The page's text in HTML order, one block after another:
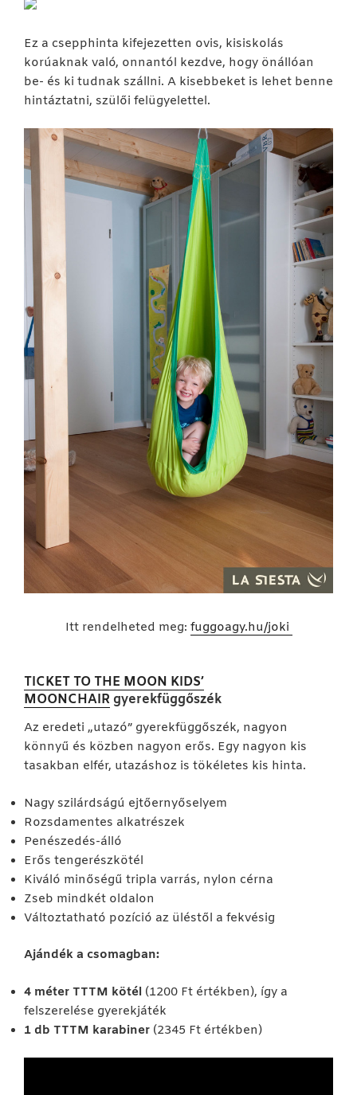
Ez a csepphinta kifejezetten ovis, kisiskolás
korúaknak való, onnantól kezdve, hogy önállóan
be- és ki tudnak szállni. A kisebbeket is lehet benne
hintáztatni, szülői felügyelettel.
Itt rendelheted meg: fuggoagy.hu/joki
TICKET TO THE MOON KIDS’
MOONCHAIR gyerekfüggőszék
Az eredeti „utazó” gyerekfüggőszék, nagyon
könnyű és közben nagyon erős. Egy nagyon kis
tasakban elfér, utazáshoz is tökéletes kis hinta.
Nagy szilárdságú ejtőernyőselyem
Rozsdamentes alkatrészek
Penészedés-álló
Erős tengerészkötél
Kiváló minőségű tripla varrás, nylon cérna
Zseb mindkét oldalon
Változtatható pozíció az üléstől a fekvésig
Ajándék a csomagban:
4 méter TTTM kötél (1200 Ft értékben), így a
felszerelése gyerekjáték
1 db TTTM karabiner (2345 Ft értékben)